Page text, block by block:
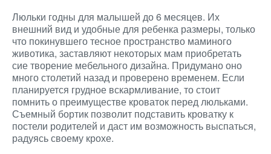
Люльки годны для малышей до 6 месяцев. Их
внешний вид и удобные для ребенка размеры, только
что покинувшего тесное пространство маминого
животика, заставляют некоторых мам приобретать
сие творение мебельного дизайна. Придумано оно
много столетий назад и проверено временем. Если
планируется грудное вскармливание, то стоит
помнить о преимуществе кроваток перед люльками.
Съемный бортик позволит подставить кроватку к
постели родителей и даст им возможность выспаться,
радуясь своему крохе.